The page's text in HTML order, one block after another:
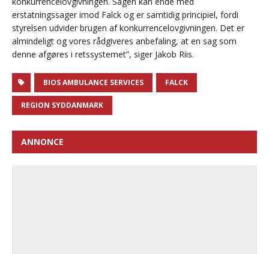
erstatningssager imod Falck og er samtidig principiel, fordi
styrelsen udvider brugen af konkurrencelovgivningen. Det er
almindeligt og vores rådgiveres anbefaling, at en sag som
denne afgøres i retssystemet”, siger Jakob Riis.
BIOS AMBULANCE SERVICES FALCK
REGION SYDDANMARK
ANNONCE